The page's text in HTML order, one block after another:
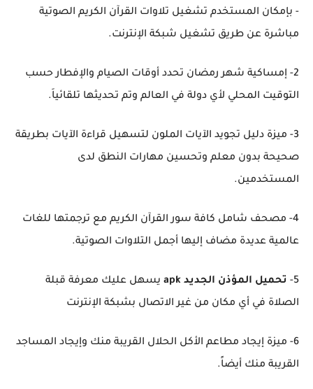
- بإمكان المستخدم تشغيل تلاوات القرآن الكريم الصوتية
مباشرة عن طريق تشغيل شبكة الإنترنت.
2- إمساكية شهر رمضان تحدد أوقات الصيام والإفطار حسب
التوقيت المحلي لأي دولة في العالم وتم تحديثها تلقائياَ.
3- ميزة دليل تجويد الآيات الملون لتسهيل قراءة الآيات بطريقة
صحيحة بدون معلم وتحسين مهارات النطق لدى
المستخدمين.
4- مصحف شامل كافة سور القرآن الكريم مع ترجمتها للغات
عالمية عديدة مضاف إليها أجمل التلاوات الصوتية.
5- تحميل المؤذن الجديد apk
يسهل عليك معرفة قبلة
الصلاة في أي مكان من غير الاتصال بشبكة الإنترنت
6- ميزة إيجاد مطاعم الأكل الحلال القريبة منك وإيجاد المساجد
القريبة منك أيضاً.